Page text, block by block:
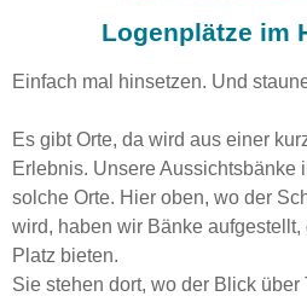
Logenplätze im
Einfach mal hinsetzen. Und
Es gibt Orte, da wird aus einer
Erlebnis. Unsere Aussichtsbänke
solche Orte. Hier oben, wo der
wird, haben wir Bänke
Platz bieten.
Sie stehen dort, wo der Blick